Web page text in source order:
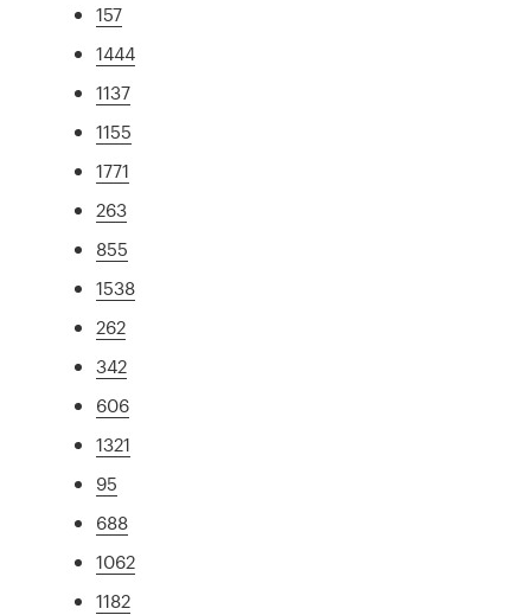
157
1444
1137
1155
1771
263
855
1538
262
342
606
1321
95
688
1062
1182